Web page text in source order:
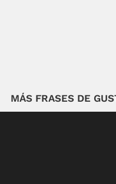
MÁS FRASES DE